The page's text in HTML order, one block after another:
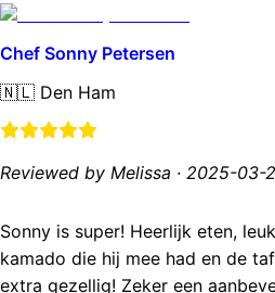
Chef Sonny Petersen
🇳🇱 Den Ham
Reviewed by Melissa · 2025-03-
Sonny is super! Heerlijk eten,
kamado die hij mee had en de
extra gezellig! Zeker een